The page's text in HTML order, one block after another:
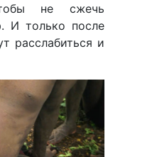
не сжечь
И только после
расслабиться и